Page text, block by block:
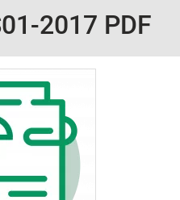
2017 PDF